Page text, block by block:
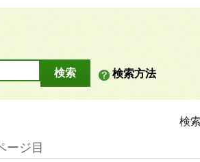
検索方法
検
ージ目